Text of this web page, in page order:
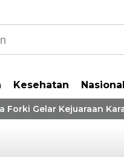
Kesehatan Nasional
Gelar Kejuaraan